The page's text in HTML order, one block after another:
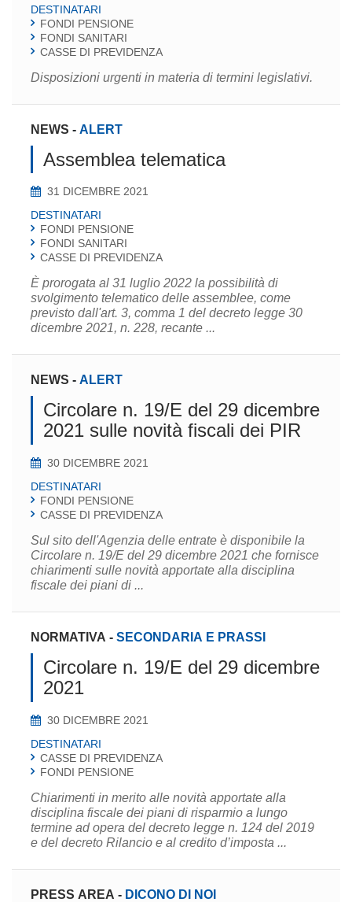
DESTINATARI
FONDI PENSIONE
FONDI SANITARI
CASSE DI PREVIDENZA
Disposizioni urgenti in materia di termini legislativi.
NEWS - ALERT
Assemblea telematica
31 DICEMBRE 2021
DESTINATARI
FONDI PENSIONE
FONDI SANITARI
CASSE DI PREVIDENZA
È prorogata al 31 luglio 2022 la possibilità di
svolgimento telematico delle assemblee, come
previsto dall'art. 3, comma 1 del decreto legge 30
dicembre 2021, n. 228, recante ...
NEWS - ALERT
Circolare n. 19/E del 29 dicembre
2021 sulle novità fiscali dei PIR
30 DICEMBRE 2021
DESTINATARI
FONDI PENSIONE
CASSE DI PREVIDENZA
Sul sito dell'Agenzia delle entrate è disponibile la
Circolare n. 19/E del 29 dicembre 2021 che fornisce
chiarimenti sulle novità apportate alla disciplina
fiscale dei piani di ...
NORMATIVA - SECONDARIA E PRASSI
Circolare n. 19/E del 29 dicembre
2021
30 DICEMBRE 2021
DESTINATARI
CASSE DI PREVIDENZA
FONDI PENSIONE
Chiarimenti in merito alle novità apportate alla
disciplina fiscale dei piani di risparmio a lungo
termine ad opera del decreto legge n. 124 del 2019
e del decreto Rilancio e al credito d’imposta ...
PRESS AREA - DICONO DI NOI